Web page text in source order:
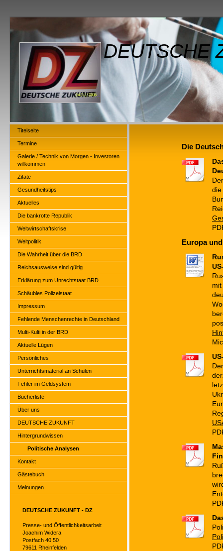
DEUTSCHE
Titelseite
Termine
Galerie / Technik von Morgen - Investoren
willkommen
Zitate
Gesundheitstips
Aktuelles
Die bankrotte Republik
Weltwirtschaftskrise
Weltpolitik
Die Wahrheit über die BRD
Reichsausweise sind gültig
Erklärung zum Unrechtstaat BRD
Schäubles Polizeistaat
Impressum
Fehlende Menschenrechte in Deutschland
Multi-Kulti in der BRD
Aktuelle Lügen
Persönliches
Unterrichtsmaterial an Schulen
Fehler im Geldsystem
Bücherliste
Über uns
DEUTSCHE ZUKUNFT
Hintergrundwissen
Politische Analysen
Kontakt
Gästebuch
Meinungen
DEUTSCHE ZUKUNFT - DZ
Presse- und Öffentlichkeitsarbeit
Joachim Widera
Postfach 40 50
79611 Rheinfelden
Die
die
Europa